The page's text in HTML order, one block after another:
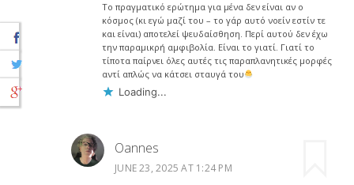
Το πραγματικό ερώτημα για μένα δεν είναι αν ο
κόσμος (κι εγώ μαζί του – το γάρ αυτό νοείν εστίν τε
και είναι) αποτελεί ψευδαίσθηση. Περί αυτού δεν έχω
την παραμικρή αμφιβολία. Είναι το γιατί. Γιατί το
τίποτα παίρνει όλες αυτές τις παραπλανητικές μορφές
αντί απλώς να κάτσει σταυγά του
Loading...
Oannes
JUNE 23, 2025 AT 1:24 PM